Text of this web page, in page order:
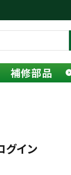
補修部品
グイン